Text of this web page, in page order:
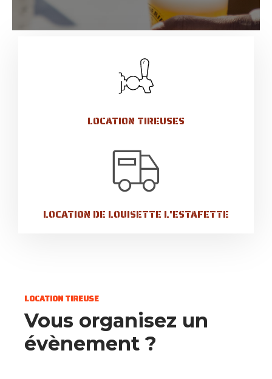
LOCATION TIREUSES
LOCATION DE LOUISETTE L'ESTAFETTE
LOCATION TIREUSE
Vous organisez un
évènement ?